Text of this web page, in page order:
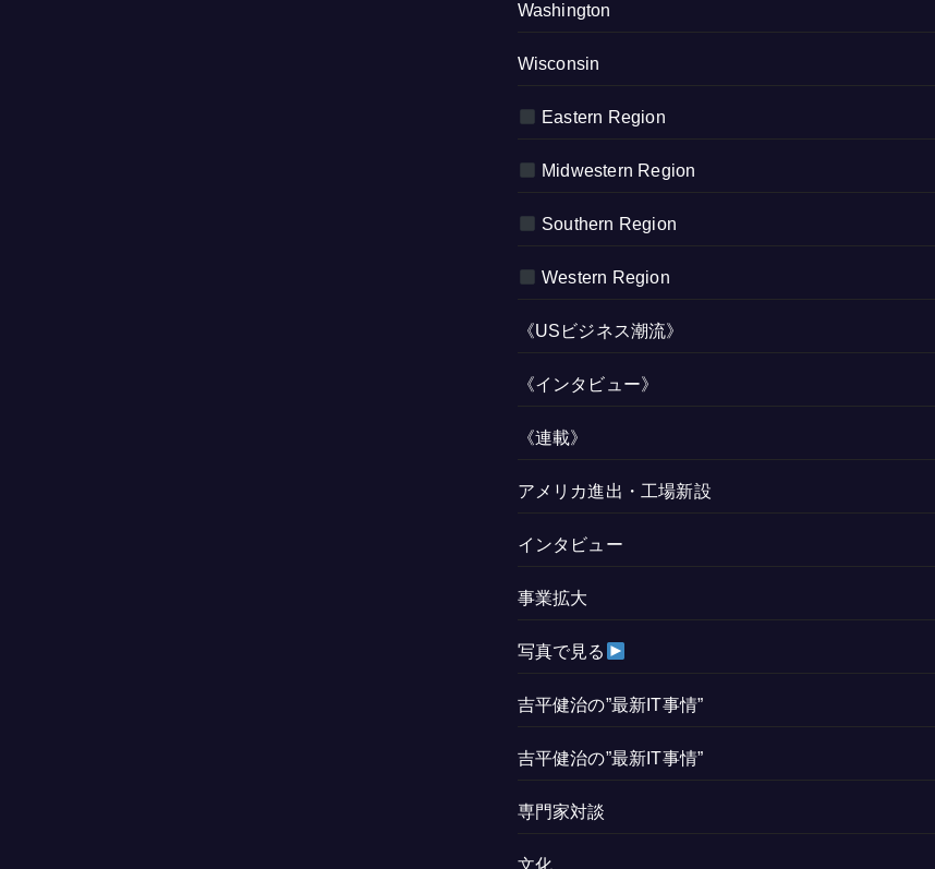
Washington
Wisconsin
Eastern Region
Midwestern Region
Southern Region
Western Region
《USビジネス潮流》
《インタビュー》
《連載》
アメリカ進出・工場新設
インタビュー
事業拡大
写真で見る
吉平健治の”最新IT事情”
吉平健治の”最新IT事情”
専門家対談
文化